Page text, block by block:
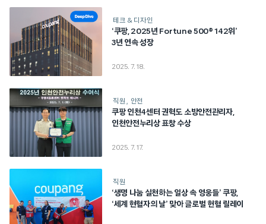
테크 & 디자인
‘쿠팡, 2025년 Fortune 500® 142위’
3년 연속 성장
2025. 7. 18.
직원 안전
쿠팡 인천4센터 권혁도 소방안전관리자,
인천안전누리상 표창 수상
2025. 7. 17.
직원
‘생명 나눔 실천하는 일상 속 영웅들’ 쿠팡,
‘세계 현혈자의 날’ 맞아 글로벌 헌혈 릴레이